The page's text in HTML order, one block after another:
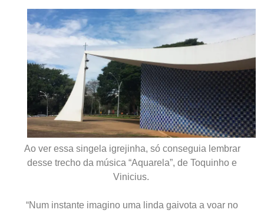
Ao ver essa singela igrejinha, só conseguia lembrar
desse trecho da música “Aquarela”, de Toquinho e
Vinicius.
“Num instante imagino uma linda gaivota a voar no